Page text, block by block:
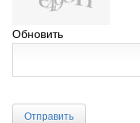
Обновить
Отправить